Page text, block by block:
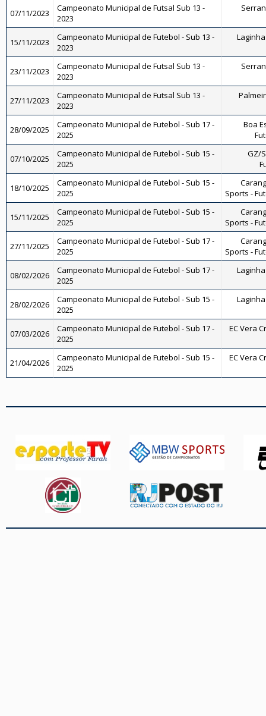
07/11/2023
Campeonato Municipal de Futsal Sub 13 -
2023
15/11/2023
Campeonato Municipal de Futebol - Sub 13 -
2023
Laginha
23/11/2023
Campeonato Municipal de Futsal Sub 13 -
2023
27/11/2023
Campeonato Municipal de Futsal Sub 13 -
2023
28/09/2025
Campeonato Municipal de Futebol - Sub 17 -
2025
Boa
07/10/2025
Campeonato Municipal de Futebol - Sub 15 -
2025
GZ/
18/10/2025
Campeonato Municipal de Futebol - Sub 15 -
2025
Sports -
15/11/2025
Campeonato Municipal de Futebol - Sub 15 -
2025
Sports -
27/11/2025
Campeonato Municipal de Futebol - Sub 17 -
2025
Sports -
08/02/2026
Campeonato Municipal de Futebol - Sub 17 -
2025
Laginha
28/02/2026
Campeonato Municipal de Futebol - Sub 15 -
2025
Laginha
07/03/2026
Campeonato Municipal de Futebol - Sub 17 -
2025
EC Vera
21/04/2026
Campeonato Municipal de Futebol - Sub 15 -
2025
EC Vera